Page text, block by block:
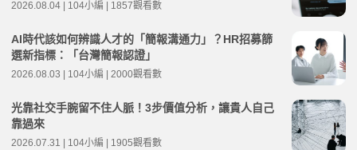
2026.08.04 | 104小編 | 1857觀看數
AI時代該如何辨識人才的「簡報溝通力」？HR招募篩
選新指標：「台灣簡報認證」
2026.08.03 | 104小編 | 2000觀看數
光靠社交手腕留不住人脈！3步價值分析，讓貴人自己
靠過來
2026.07.31 | 104小編 | 1905觀看數